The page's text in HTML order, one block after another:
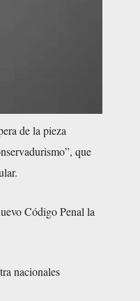
de la pieza
que
Código Penal la
nacionales